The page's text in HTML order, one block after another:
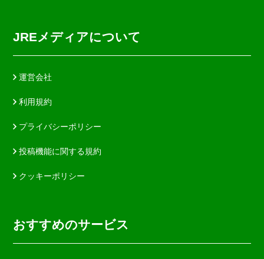
JREメディアについて
運営会社
利用規約
プライバシーポリシー
投稿機能に関する規約
クッキーポリシー
おすすめのサービス